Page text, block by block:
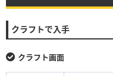
クラフトで入手
クラフト画面